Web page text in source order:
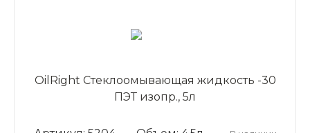
OilRight Стеклоомывающая жидкость -30
ПЭТ изопр., 5л